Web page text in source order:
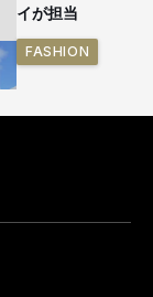
イが担当
FASHION